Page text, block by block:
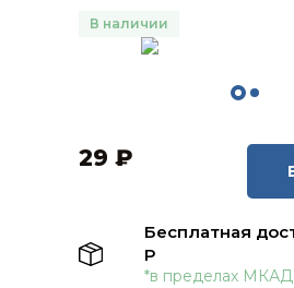
В наличии
29 ₽
Бесплатная
Р
*в пределах МКАД.